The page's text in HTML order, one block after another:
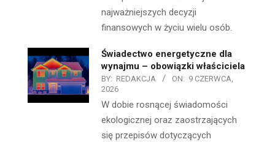
najważniejszych decyzji
finansowych w życiu wielu osób.
Świadectwo energetyczne dla
wynajmu – obowiązki właściciela
BY: REDAKCJA ON: 9 CZERWCA,
2026
W dobie rosnącej świadomości
ekologicznej oraz zaostrzających
się przepisów dotyczących